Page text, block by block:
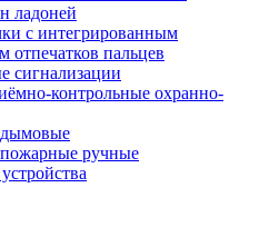
ладоней
с интегрированным
отпечатков пальцев
сигнализации
контрольные охранно-
ручные